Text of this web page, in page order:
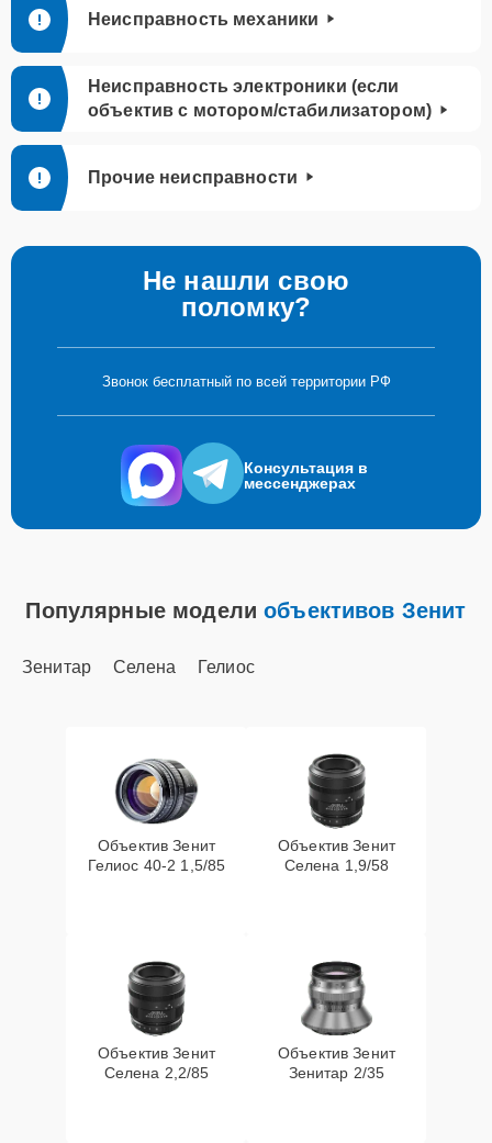
Неисправность механики
Неисправность электроники (если
объектив с мотором/стабилизатором)
Прочие неисправности
Не нашли свою
поломку?
Звонок бесплатный по всей территории РФ
Консультация в
мессенджерах
Популярные моделиобъективов Зенит
Зенитар Селена Гелиос
Объектив Зенит
Гелиос 40-2 1,5/85
Объектив Зенит
Селена 1,9/58
Объектив Зенит
Селена 2,2/85
Объектив Зенит
Зенитар 2/35